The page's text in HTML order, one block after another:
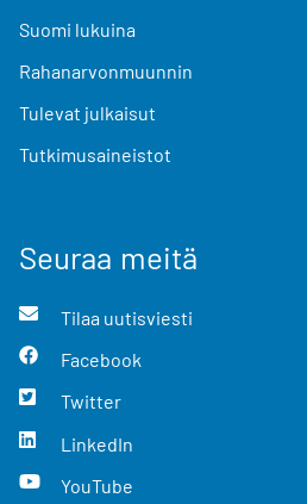
Suomi lukuina
Rahanarvonmuunnin
Tulevat julkaisut
Tutkimusaineistot
Seuraa meitä
Tilaa uutisviesti
Facebook
Twitter
LinkedIn
YouTube